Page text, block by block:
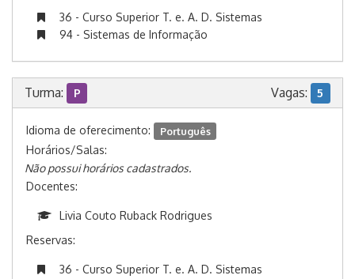
36 - Curso Superior T. e. A. D. Sistemas
94 - Sistemas de Informação
Turma: P Vagas: 5
Idioma de oferecimento: Português
Horários/Salas:
Não possui horários cadastrados.
Docentes:
Livia Couto Ruback Rodrigues
Reservas:
36 - Curso Superior T. e. A. D. Sistemas